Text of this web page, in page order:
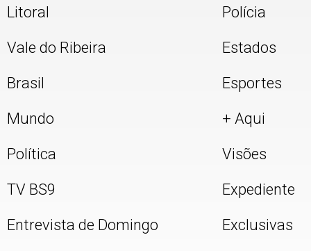
Litoral
Vale do Ribeira
Brasil
Mundo
Política
TV BS9
Entrevista de Domingo
Polícia
Estados
Esportes
+ Aqui
Visões
Expediente
Exclusivas